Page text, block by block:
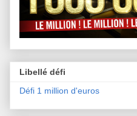
Libellé défi
Défi 1 million d'euros